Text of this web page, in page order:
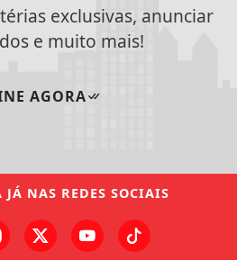
exclusivas, anunciar
e muito mais!
AGORA
JÁ NAS REDES SOCIAIS